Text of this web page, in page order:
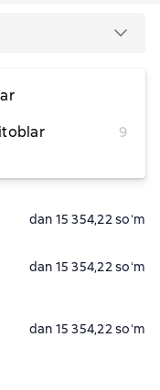
9
dan 38 041,57 soʻm
dan 15 354,22 soʻm
dan 15 354,22 soʻm
dan 15 354,22 soʻm